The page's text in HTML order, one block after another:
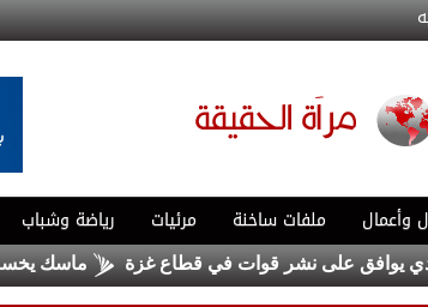
وأعمال ملفات ساخنة مرئيات رياضة وشباب
على نشر قوات في قطاع غزة ماسك يخسر 756.3 مليار دولار .. ولا يزال الأغنى في العالم